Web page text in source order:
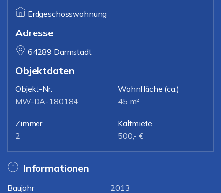
Erdgeschosswohnung
Adresse
64289 Darmstadt
Objektdaten
Objekt-Nr.
MW-DA-180184
Wohnfläche (ca.)
45 m²
Zimmer
2
Kaltmiete
500,- €
Informationen
Baujahr
2013